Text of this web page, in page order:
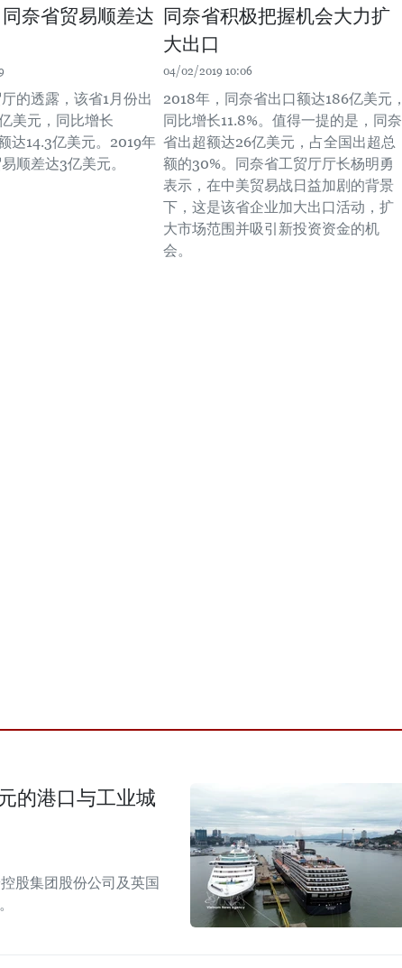
奈省贸易顺差达
的透露，该省1月份出
美元，同比增长
达14.3亿美元。2019年
顺差达3亿美元。
同奈省积极把握机会大力扩
大出口
04/02/2019 10:06
2018年，同奈省出口额达186亿美元，
同比增长11.8%。值得一提的是，同奈
省出超额达26亿美元，占全国出超总
额的30%。同奈省工贸厅厅长杨明勇
表示，在中美贸易战日益加剧的背景
下，这是该省企业加大出口活动，扩
大市场范围并吸引新投资资金的机
会。
的港口与工业城
股集团股份公司及英国